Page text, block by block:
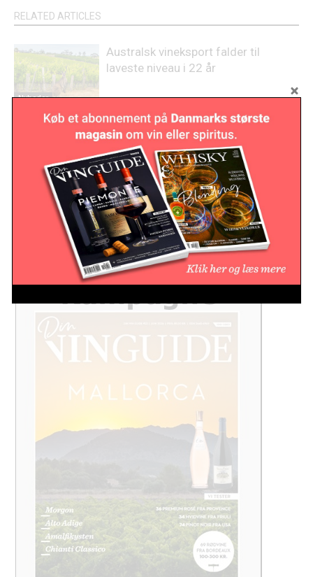
RELATED ARTICLES
Nyheder
Australsk vineksport falder til
laveste niveau i 22 år
Nyheder
Lovende høst på Sicilien
Vinverdenen mister en pioner:
Emidio Pepe er død